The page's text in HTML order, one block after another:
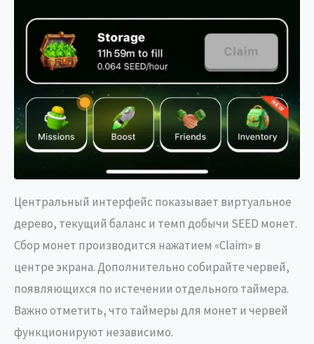
Центральный интерфейс показывает виртуальное
дерево, текущий баланс и темп добычи SEED монет.
Сбор монет производится нажатием «Claim» в
центре экрана. Дополнительно собирайте червей,
появляющихся по истечении отдельного таймера.
Важно отметить, что таймеры для монет и червей
функционируют независимо.